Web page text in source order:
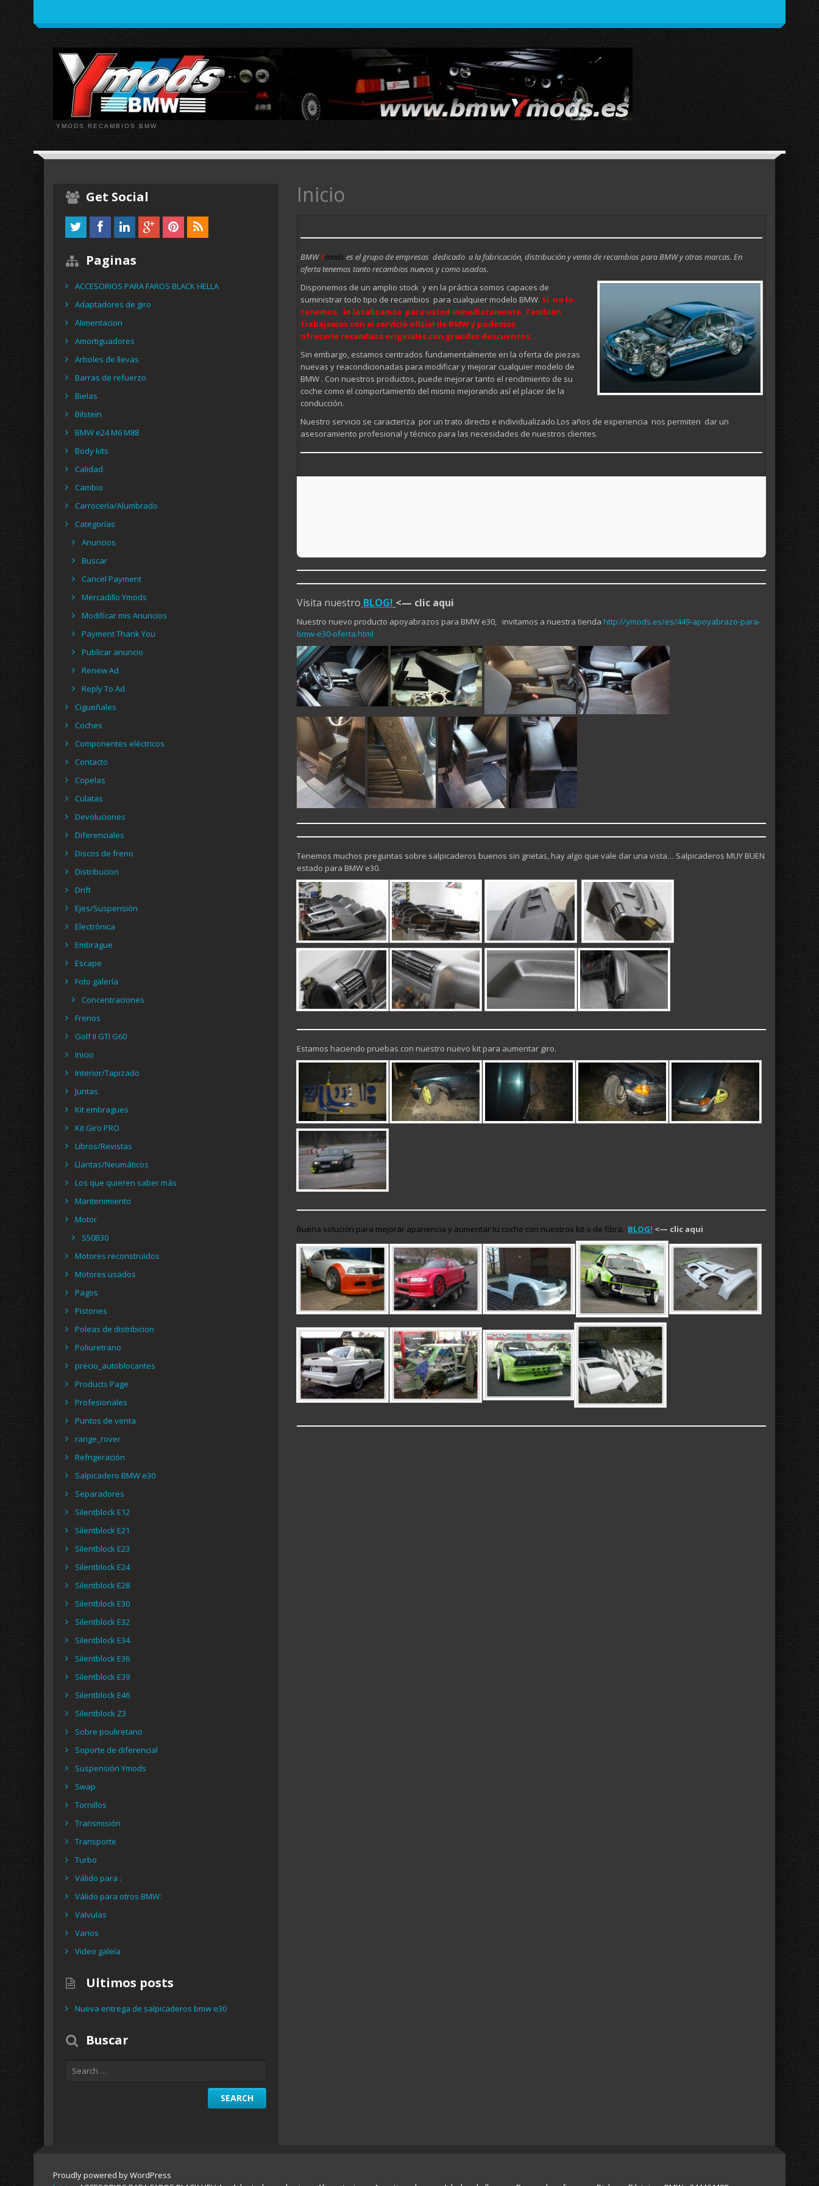
YMODS RECAMBIOS BMW
Inicio
BMWYmods es el grupo de empresas dedicado a la fabricación, distribución y venta de recambios para BMW y otras marcas. En
oferta tenemos tanto recambios nuevos y como usados.
Disponemos de un amplio stock y en la práctica somos capaces de
suministrar todo tipo de recambios para cualquier modelo BMW. Si no lo
tenemos, lo localizamos para usted inmediatamente. También
trabajamos con el servicio oficial de BMW y podemos
ofrecerle recambios originales con grandes descuentos.
Sin embargo, estamos centrados fundamentalmente en la oferta de piezas
nuevas y reacondicionadas para modificar y mejorar cualquier modelo de
BMW . Con nuestros productos, puede mejorar tanto el rendimiento de su
coche como el comportamiento del mismo mejorando así el placer de la
conducción.
Nuestro servicio se caracteriza por un trato directo e individualizado.Los años de experiencia nos permiten dar un
asesoramiento profesional y técnico para las necesidades de nuestros clientes.
Visita nuestro BLOG! <— clic aqui
Nuestro nuevo producto apoyabrazos para BMW e30, invitamos a nuestra tienda http://ymods.es/es/449-apoyabrazo-para-
bmw-e30-oferta.html
Tenemos muchos preguntas sobre salpicaderos buenos sin grietas, hay algo que vale dar una vista… Salpicaderos MUY BUEN
estado para BMW e30.
Estamos haciendo pruebas con nuestro nuevo kit para aumentar giro.
Buena solución para mejorar apariencia y aumentar tu coche con nuestros kit-s de fibra. BLOG! <— clic aqui
Get Social
Paginas
ACCESORIOS PARA FAROS BLACK HELLA
Adaptadores de giro
Alimentacion
Amortiguadores
Arboles de llevas
Barras de refuerzo
Bielas
Bilstein
BMW e24 M6 M88
Body kits
Calidad
Cambio
Carrocería/Alumbrado
Categorías
Anuncios
Buscar
Cancel Payment
Mercadillo Ymods
Modificar mis Anuncios
Payment Thank You
Publicar anuncio
Renew Ad
Reply To Ad
Cigueñales
Coches
Componentes eléctricos
Contacto
Copelas
Culatas
Devoluciones
Diferenciales
Discos de freno
Distribucion
Drift
Ejes/Suspensión
Electrónica
Embrague
Escape
Foto galería
Concentraciones
Frenos
Golf II GTI G60
Inicio
Interior/Tapizado
Juntas
Kit embragues
Kit Giro PRO
Libros/Revistas
Llantas/Neumáticos
Los que quieren saber más
Mantenimiento
Motor
S50B30
Motores reconstruidos
Motores usados
Pagos
Pistones
Poleas de distribicion
Poliuretrano
precio_autoblocantes
Products Page
Profesionales
Puntos de venta
range_rover
Refrigeración
Salpicadero BMW e30
Separadores
Silentblock E12
Silentblock E21
Silentblock E23
Silentblock E24
Silentblock E28
Silentblock E30
Silentblock E32
Silentblock E34
Silentblock E36
Silentblock E39
Silentblock E46
Silentblock Z3
Sobre pouliretano
Soporte de diferencial
Suspensión Ymods
Swap
Tornillos
Transmisión
Transporte
Turbo
Válido para :
Válido para otros BMW:
Valvulas
Varios
Video galeía
Ultimos posts
Nueva entrega de salpicaderos bmw e30
Buscar
Proudly powered by WordPress